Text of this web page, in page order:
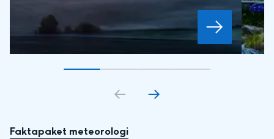
Gå till bildkort1
Gå till bildkort2
Gå till bildkort3
Gå till bildkort
Faktapaket meteorologi